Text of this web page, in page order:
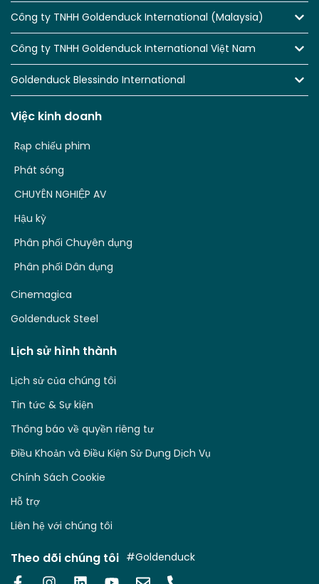
Công ty TNHH Goldenduck International (Malaysia)
Công ty TNHH Goldenduck International Việt Nam
Goldenduck Blessindo International
Việc kinh doanh
Phân phối Dân dụng
Phân phối Chuyên dụng
Hậu kỳ
CHUYÊN NGHIỆP AV
Phát sóng
Rạp chiếu phim
Cinemagica
Goldenduck Steel
Lịch sử hình thành
Lịch sử của chúng tôi
Tin tức & Sự kiện
Thông báo về quyền riêng tư
Điều Khoản và Điều Kiện Sử Dụng Dịch Vụ
Chính Sách Cookie
Hỗ trợ
Liên hệ với chúng tôi
Theo dõi chúng tôi #Goldenduck